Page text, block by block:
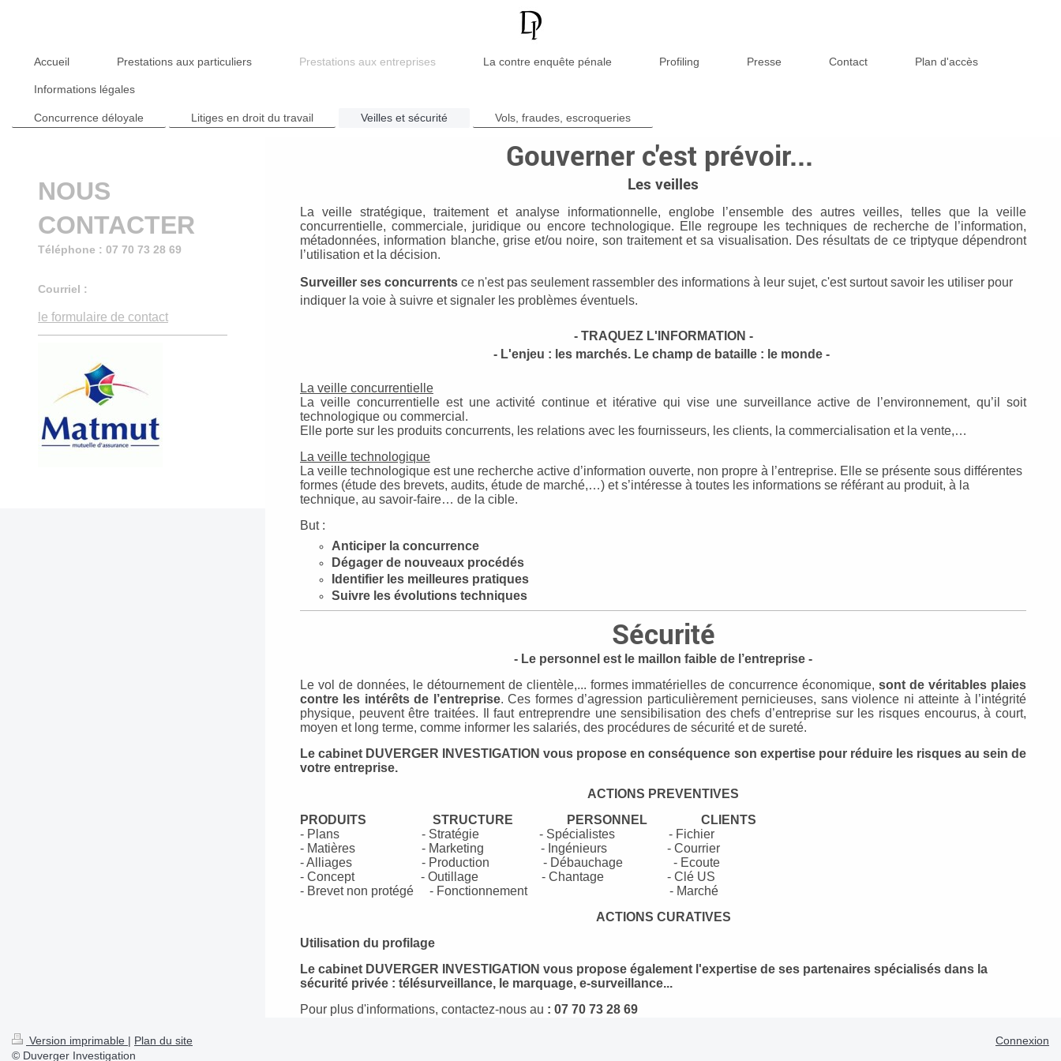
Accueil Prestations aux particuliers Prestations aux entreprises La contre enquête pénale Profiling Presse Contact Plan d'accès
Informations légales
Concurrence déloyale Litiges en droit du travail Veilles et sécurité Vols, fraudes, escroqueries
Gouverner c'est prévoir...
Les veilles
La veille stratégique, traitement et analyse informationnelle, englobe l’ensemble des autres veilles, telles que la veille
concurrentielle, commerciale, juridique ou encore technologique. Elle regroupe les techniques de recherche de l’information,
métadonnées, information blanche, grise et/ou noire, son traitement et sa visualisation. Des résultats de ce triptyque dépendront
l’utilisation et la décision.
Surveiller ses concurrents ce n'est pas seulement rassembler des informations à leur sujet, c'est surtout savoir les utiliser pour
indiquer la voie à suivre et signaler les problèmes éventuels.
- TRAQUEZ L'INFORMATION -
- L'enjeu : les marchés. Le champ de bataille : le monde -
La veille concurrentielle
La veille concurrentielle est une activité continue et itérative qui vise une surveillance active de l’environnement, qu’il soit
technologique ou commercial.
Elle porte sur les produits concurrents, les relations avec les fournisseurs, les clients, la commercialisation et la vente,…
La veille technologique
La veille technologique est une recherche active d’information ouverte, non propre à l’entreprise. Elle se présente sous différentes
formes (étude des brevets, audits, étude de marché,…) et s’intéresse à toutes les informations se référant au produit, à la
technique, au savoir-faire… de la cible.
But :
Anticiper la concurrence
Dégager de nouveaux procédés
Identifier les meilleures pratiques
Suivre les évolutions techniques
Sécurité
- Le personnel est le maillon faible de l’entreprise -
Le vol de données, le détournement de clientèle,... formes immatérielles de concurrence économique,sont de véritables plaies
contre les intérêts de l’entreprise. Ces formes d’agression particulièrement pernicieuses, sans violence ni atteinte à l’intégrité
physique, peuvent être traitées. Il faut entreprendre une sensibilisation des chefs d’entreprise sur les risques encourus, à court,
moyen et long terme, comme informer les salariés, des procédures de sécurité et de sureté.
Le cabinet DUVERGER INVESTIGATION vous propose en conséquence son expertise pour réduire les risques au sein de
votre entreprise.
ACTIONS PREVENTIVES
PRODUITS
STRUCTURE
PERSONNEL CLIENTS
- Plans - Stratégie - Spécialistes - Fichier
- Matières - Marketing - Ingénieurs - Courrier
- Alliages - Production - Débauchage - Ecoute
- Concept - Outillage - Chantage - Clé US
- Brevet non protégé - Fonctionnement - Marché
ACTIONS CURATIVES
Utilisation du profilage
Le cabinet DUVERGER INVESTIGATION vous propose également l'expertise de ses partenaires spécialisés dans la
sécurité privée : télésurveillance, le marquage, e-surveillance...
Pour plus d'informations, contactez-nous au : 07 70 73 28 69
NOUS
CONTACTER
Téléphone : 07 70 73 28 69
Courriel :
le formulaire de contact
Version imprimable | Plan du site
© Duverger Investigation
Connexion